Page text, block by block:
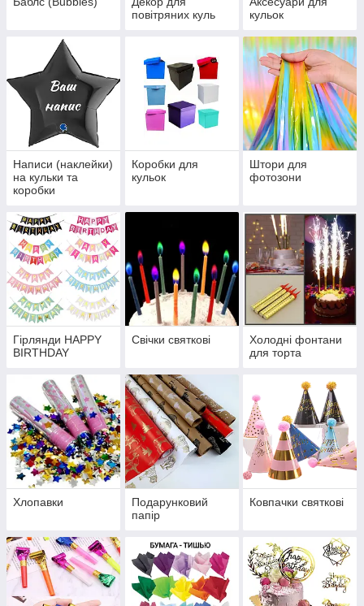
повітряних куль
кульок
Написи (наклейки)
на кульки та
коробки
Коробки для
кульок
Штори для
фотозони
Гірлянди HAPPY
BIRTHDAY
Свічки святкові
Холодні фонтани
для торта
Хлопавки
Подарунковий
папір
Ковпачки святкові